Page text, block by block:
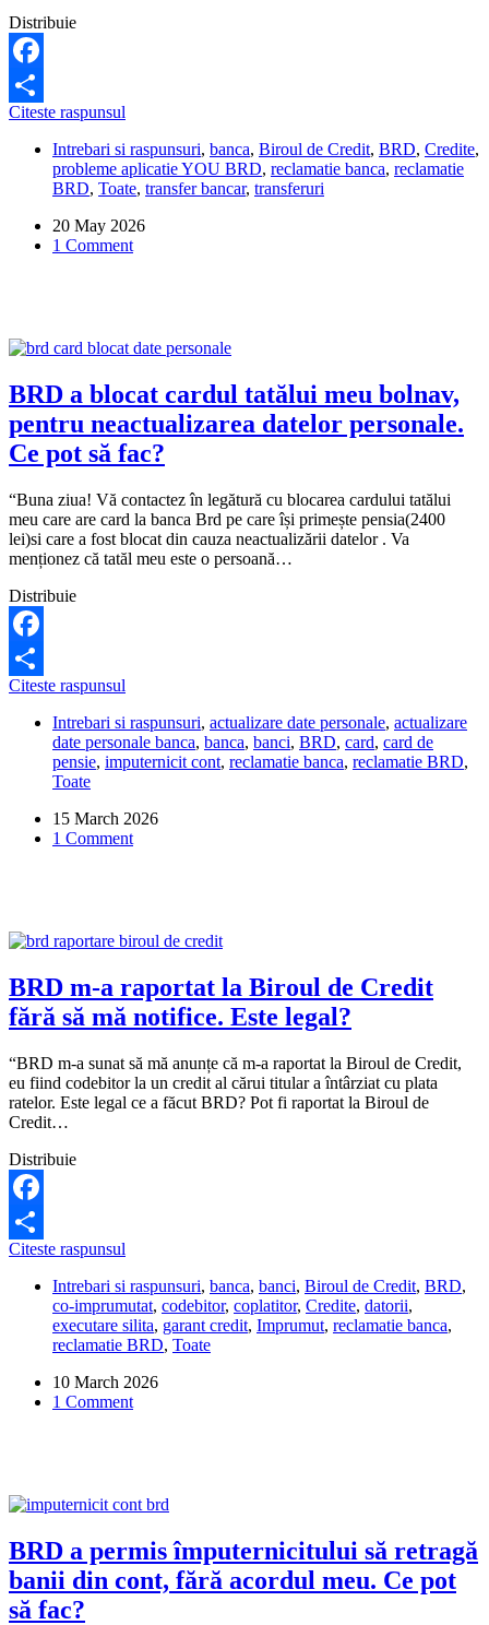
Distribuie
Facebook
Share
Citeste raspunsul
YOU
BRD
nu
au
procesat,
pe
ca
descoperit
neautorizat
de
cont.
pot
să
fac?
Intrebari si raspunsuri, banca, Biroul de Credit, BRD, Credite,
probleme aplicatie YOU BRD, reclamatie banca, reclamatie
BRD, Toate, transfer bancar, transferuri
20 May 2026
1 Comment
BRD a blocat cardul tatălui meu bolnav,
pentru neactualizarea datelor personale.
Ce pot să fac?
“Buna ziua! Vă contactez în legătură cu blocarea cardului tatălui
meu care are card la banca Brd pe care își primește pensia(2400
lei)si care a fost blocat din cauza neactualizării datelor . Va
menționez că tatăl meu este o persoană…
Distribuie
Facebook
Share
Citeste raspunsul
blocat
cardul
tatălui
pentru
neactualizarea
să
Intrebari si raspunsuri, actualizare date personale, actualizare
date personale banca, banca, banci, BRD, card, card de
pensie, imputernicit cont, reclamatie banca, reclamatie BRD,
Toate
15 March 2026
1 Comment
BRD m-a raportat la Biroul de Credit
fără să mă notifice. Este legal?
“BRD m-a sunat să mă anunțe că m-a raportat la Biroul de Credit,
eu fiind codebitor la un credit al cărui titular a întârziat cu plata
ratelor. Este legal ce a făcut BRD? Pot fi raportat la Biroul de
Credit…
Distribuie
Facebook
Share
Citeste raspunsul
a
raportat
la
Biroul
Credit
fără
legal?
Intrebari si raspunsuri, banca, banci, Biroul de Credit, BRD,
co-imprumutat, codebitor, coplatitor, Credite, datorii,
executare silita, garant credit, Imprumut, reclamatie banca,
reclamatie BRD, Toate
10 March 2026
1 Comment
BRD a permis împuternicitului să retragă
banii din cont, fără acordul meu. Ce pot
să fac?